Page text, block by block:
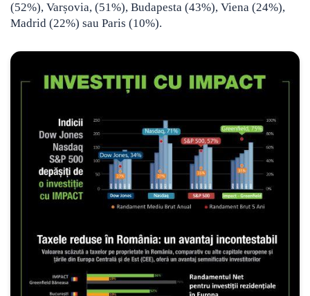
(52%), Varșovia, (51%), Budapesta (43%), Viena (24%),
Madrid (22%) sau Paris (10%).